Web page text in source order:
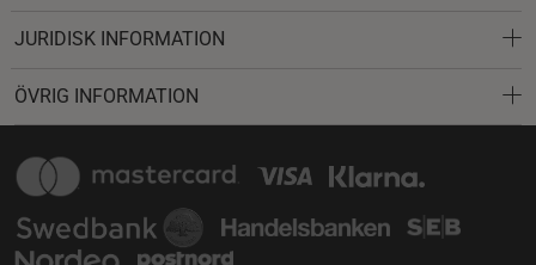
JURIDISK INFORMATION
ÖVRIG INFORMATION